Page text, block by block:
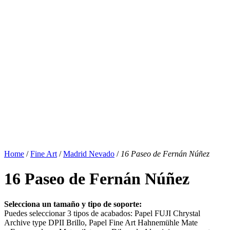
Home /Fine Art /Madrid Nevado / 16 Paseo de Fernán Núñez
16 Paseo de Fernán Núñez
Selecciona un tamaño y tipo de soporte:
Puedes seleccionar 3 tipos de acabados: Papel FUJI Chrystal
Archive type DPII Brillo, Papel Fine Art Hahnemühle Mate